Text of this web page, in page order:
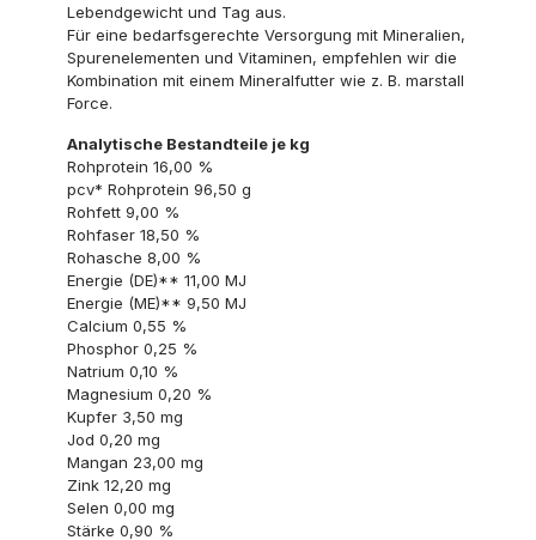
Lebendgewicht und Tag aus.
Für eine bedarfsgerechte Versorgung mit Mineralien,
Spurenelementen und Vitaminen, empfehlen wir die
Kombination mit einem Mineralfutter wie z. B. marstall
Force.
Analytische Bestandteile je kg
Rohprotein 16,00 %
pcv* Rohprotein 96,50 g
Rohfett 9,00 %
Rohfaser 18,50 %
Rohasche 8,00 %
Energie (DE)** 11,00 MJ
Energie (ME)** 9,50 MJ
Calcium 0,55 %
Phosphor 0,25 %
Natrium 0,10 %
Magnesium 0,20 %
Kupfer 3,50 mg
Jod 0,20 mg
Mangan 23,00 mg
Zink 12,20 mg
Selen 0,00 mg
Stärke 0,90 %